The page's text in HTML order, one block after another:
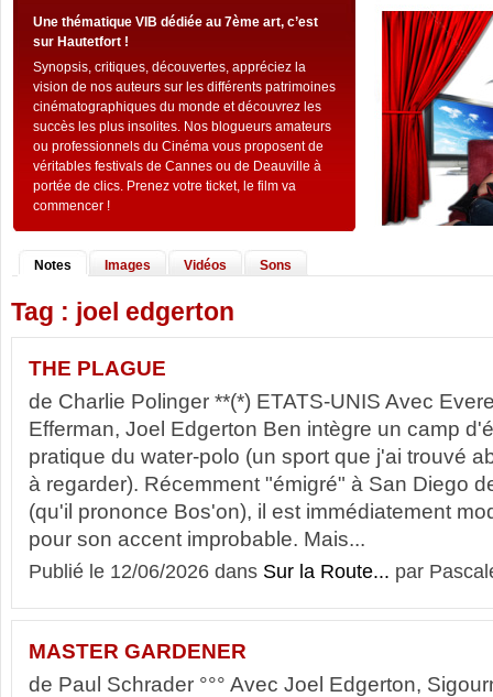
Une thématique VIB dédiée au 7ème art, c’est
sur Hautetfort !
Synopsis, critiques, découvertes, appréciez la
vision de nos auteurs sur les différents patrimoines
cinématographiques du monde et découvrez les
succès les plus insolites. Nos blogueurs amateurs
ou professionnels du Cinéma vous proposent de
véritables festivals de Cannes ou de Deauville à
portée de clics. Prenez votre ticket, le film va
commencer !
Notes Images Vidéos Sons
Tag : joel edgerton
THE PLAGUE
de Charlie Polinger **(*) ETATS-UNIS Avec
Efferman, Joel Edgerton Ben intègre un camp
pratique du water-polo (un sport que j'ai trouvé
à regarder). Récemment "émigré" à San Diego
(qu'il prononce Bos'on), il est immédiatement
pour son accent improbable. Mais...
Publié le 12/06/2026 dans Sur la Route... par
MASTER GARDENER
de Paul Schrader °°° Avec Joel Edgerton,